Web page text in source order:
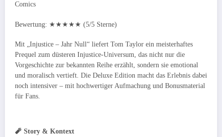
Comics
Bewertung: ★★★★★ (5/5 Sterne)
Mit „Injustice – Jahr Null“ liefert Tom Taylor ein meisterhaftes
Prequel zum düsteren Injustice-Universum, das nicht nur die
Vorgeschichte zur bekannten Reihe erzählt, sondern sie emotional
und moralisch vertieft. Die Deluxe Edition macht das Erlebnis dabei
noch intensiver – mit hochwertiger Aufmachung und Bonusmaterial
für Fans.
🧨 Story & Kontext